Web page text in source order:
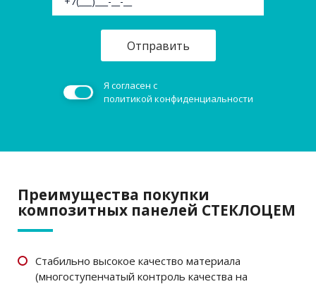
Я согласен с
политикой конфиденциальности
Преимущества покупки
композитных панелей СТЕКЛОЦЕМ
Стабильно высокое качество материала
(многоступенчатый контроль качества на